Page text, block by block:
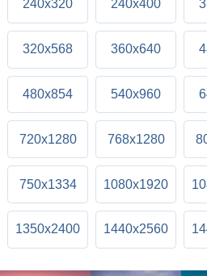
240x320 240x400
320x568 360x640
480x854 540x960
720x1280 768x1280
750x1334 1080x1920
1350x2400 1440x2560